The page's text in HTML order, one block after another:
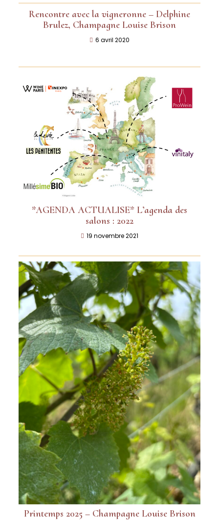
Rencontre avec la vigneronne – Delphine
Brulez, Champagne Louise Brison
6 avril 2020
*AGENDA ACTUALISE* L’agenda des
salons : 2022
19 novembre 2021
Printemps 2025 – Champagne Louise Brison